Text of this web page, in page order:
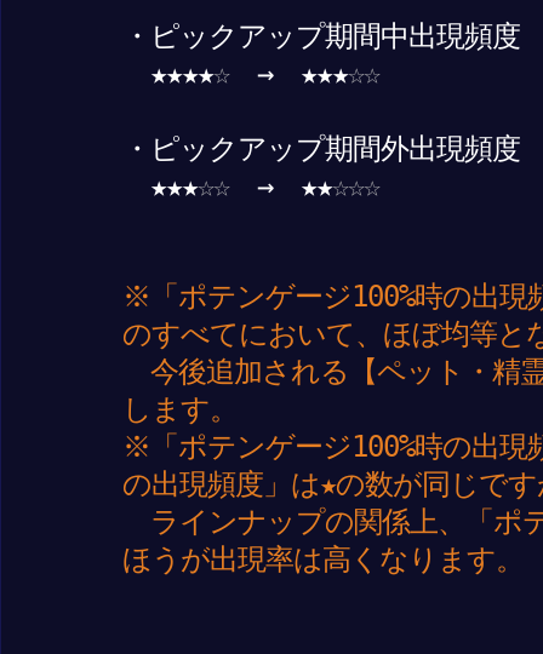
・ピックアップ期間中出現頻度
★★★★☆→ ★★★☆☆
・ピックアップ期間外出現頻度
★★★☆☆→ ★★☆☆☆
※「ポテンゲージ100%時の出
のすべてにおいて、ほぼ均等と
今後追加される【ペット・精
します。
※「ポテンゲージ100%時の出
の出現頻度」は★の数が同じで
ラインナップの関係上、「ポ
ほうが出現率は高くなります。